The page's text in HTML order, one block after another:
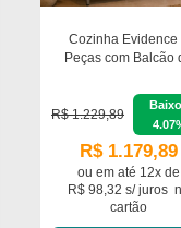
Cozinha Evidence
Peças com Balcão
Armário para Micro-
e Nicho Garrafeiro
Poliman Móveis
R$ 1.229,89
R$ 1.179,89
ou em até 12x de
R$ 98,32 s/ juros
cartão